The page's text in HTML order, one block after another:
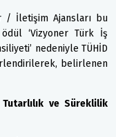
/ İletişim Ajansları bu
‘Vizyoner Türk İş
nedeniyle TÜHİD
belirlenen
ve Süreklilik